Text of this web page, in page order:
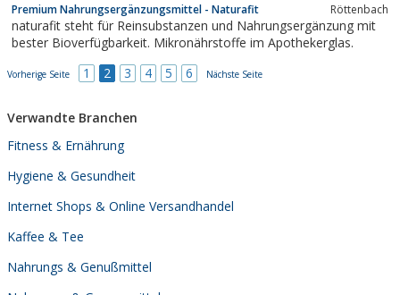
Ausdauertraining kombiniert mit einem moderaten
Gewichtstraining. Um die...
Premium Nahrungsergänzungsmittel - Naturafit Röttenbach
naturafit steht für Reinsubstanzen und Nahrungsergänzung mit
bester Bioverfügbarkeit. Mikronährstoffe im Apothekerglas.
Vorherige Seite 1 2 3 4 5 6 Nächste Seite
Verwandte Branchen
Fitness & Ernährung
Hygiene & Gesundheit
Internet Shops & Online Versandhandel
Kaffee & Tee
Nahrungs & Genußmittel